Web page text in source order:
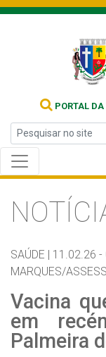
PORTAL
SAÚDE | 11.02.26 -
MARQUES/
Vacina
em
Palmeira